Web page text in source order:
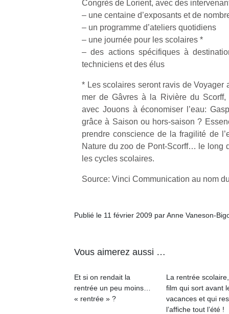
Congrès de Lorient, avec des
– une centaine d’exposants et de
– un programme d’ateliers quotidiens
– une journée pour les scolaires *
– des actions spécifiques à
techniciens et des élus
* Les scolaires seront ravis de Voyager
mer de Gâvres à la Rivière du Scorff,
avec Jouons à économiser l’eau:
grâce à Saison ou hors-saison ?
prendre conscience de la fragilité de
Nature du zoo de Pont-Scorff… le long
les cycles scolaires.
Source: Vinci Communication au nom
Publié le 11 février 2009 par Anne Vaneson-
Vous aimerez aussi …
Et si on rendait la
rentrée un peu moins…
« rentrée » ?
La rentrée
film qui sort avant
vacances et qui
l’affiche tout l’été !
physique
ou
apprentissage…